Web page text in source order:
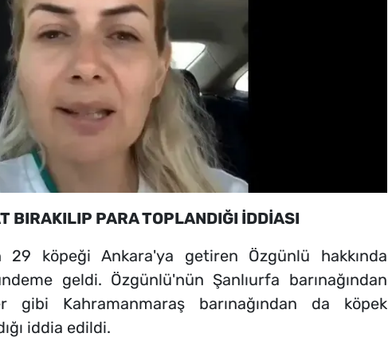
BIRAKILIP PARA TOPLANDIĞI İDDİASI
29 köpeği Ankara'ya getiren Özgünlü hakkında
geldi. Özgünlü'nün Şanlıurfa barınağından
gibi Kahramanmaraş barınağından da köpek
iddia edildi.